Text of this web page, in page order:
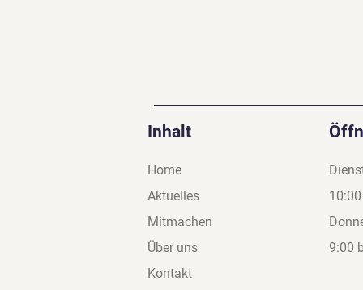
Inhalt
Home
Aktuelles
Mitmachen
Über uns
Kontakt
9:00